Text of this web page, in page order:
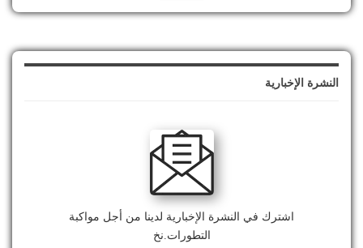
النشرة الإخبارية
اشترك في النشرة الإخبارية لدينا من أجل مواكبة
التطورات.نخ